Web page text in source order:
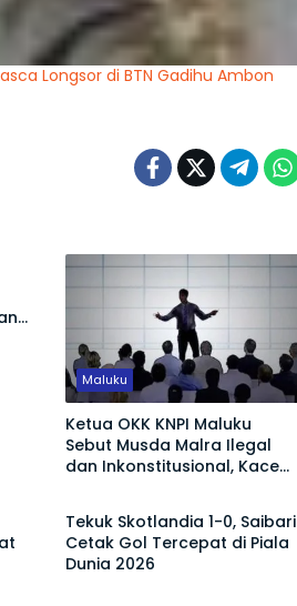
Longsor di BTN Gadihu Ambon
Maluku
Ketua OKK KNPI Maluku
Sebut Musda Malra Ilegal
dan Inkonstitusional, Kace
Olahraga
Tekuk Skotlandia 1-0, Saibari
Cetak Gol Tercepat di Piala
Dunia 2026